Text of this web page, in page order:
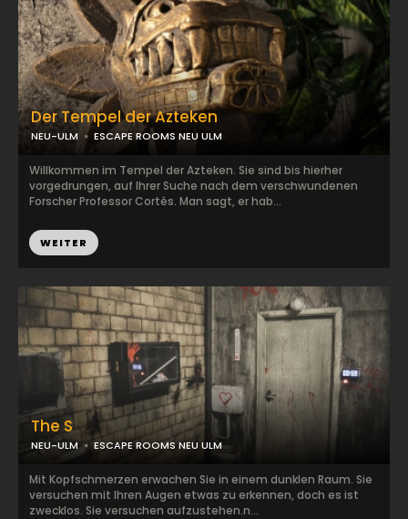
The S
NEU-ULM ESCAPE ROOMS NEU ULM
Mit Kopfschmerzen erwachen Sie in einem dunklen Raum. Sie
versuchen mit Ihren Augen etwas zu erkennen, doch es ist
zwecklos. Sie versuchen aufzustehen.n...
Der Tempel der Azteken
NEU-ULM ESCAPE ROOMS NEU ULM
Willkommen im Tempel der Azteken. Sie sind bis hierher
vorgedrungen, auf Ihrer Suche nach dem verschwundenen
Forscher Professor Cortés. Man sagt, er hab...
WEITER